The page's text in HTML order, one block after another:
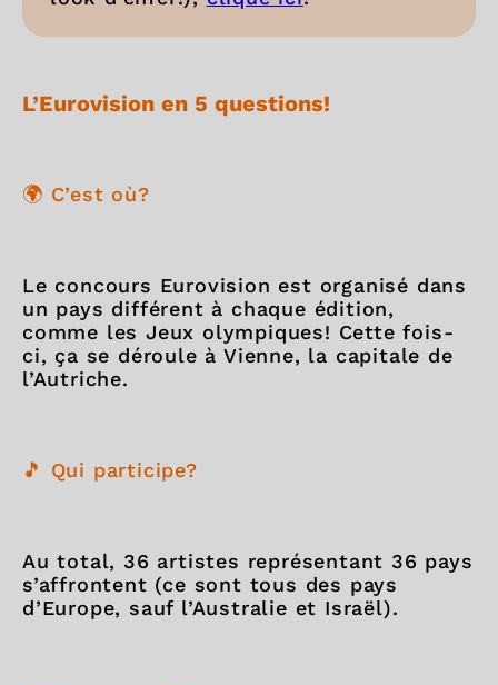
L’Eurovision en 5 questions!
🌍 C’est où?
Le concours Eurovision est organisé dans
un pays différent à chaque édition,
comme les Jeux olympiques! Cette fois-
ci, ça se déroule à Vienne, la capitale de
l’Autriche.
🎵 Qui participe?
Au total, 36 artistes représentant 36 pays
s’affrontent (ce sont tous des pays
d’Europe, sauf l’Australie et Israël).